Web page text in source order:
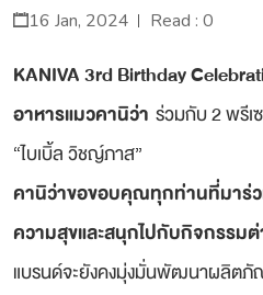
16 Jan, 2024 Read : 0
KANIVA 3rd Birthday
อาหารแมวคานิว่า ร่วมกับ 2 พรีเ
“ไบเบิ้ล วิชญ์ภาส”
คานิว่าขอขอบคุณทุกท่านที่มาร่
ความสุขและสนุกไปกับกิจกรรม
แบรนด์จะยังคงมุ่งมั่นพัฒนาผลิต